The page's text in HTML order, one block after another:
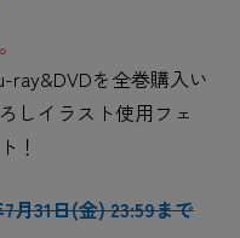
ray&DVDを全巻購入い
しイラスト使用フェ
！
月31日(金) 23:59まで